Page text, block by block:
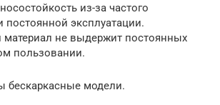
из-за частого
постоянной эксплуатации.
материал не выдержит постоянных
пользовании.
бескаркасные модели.